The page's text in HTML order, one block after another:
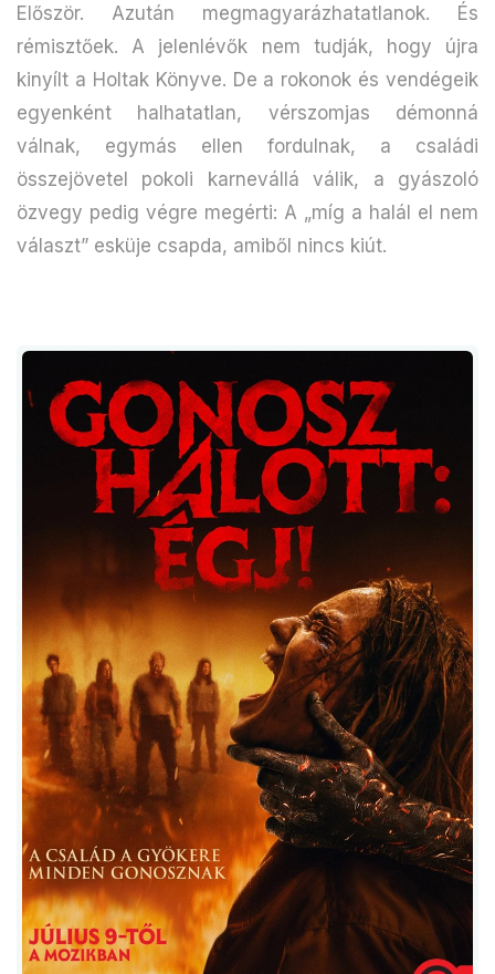
Először. Azután megmagyarázhatatlanok. És
rémisztőek. A jelenlévők nem tudják, hogy újra
kinyílt a Holtak Könyve. De a rokonok és vendégeik
egyenként halhatatlan, vérszomjas démonná
válnak, egymás ellen fordulnak, a családi
összejövetel pokoli karnevállá válik, a gyászoló
özvegy pedig végre megérti: A „míg a halál el nem
választ” esküje csapda, amiből nincs kiút.